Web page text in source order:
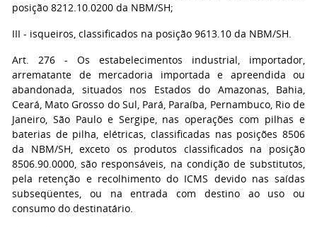
posição 8212.10.0200 da NBM/SH;
III - isqueiros, classificados na posição 9613.10 da NBM/SH.
Art. 276 - Os estabelecimentos industrial, importador,
arrematante de mercadoria importada e apreendida ou
abandonada, situados nos Estados do Amazonas, Bahia,
Ceará, Mato Grosso do Sul, Pará, Paraíba, Pernambuco, Rio de
Janeiro, São Paulo e Sergipe, nas operações com pilhas e
baterias de pilha, elétricas, classificadas nas posições 8506
da NBM/SH, exceto os produtos classificados na posição
8506.90.0000, são responsáveis, na condição de substitutos,
pela retenção e recolhimento do ICMS devido nas saídas
subseqüentes, ou na entrada com destino ao uso ou
consumo do destinatário.